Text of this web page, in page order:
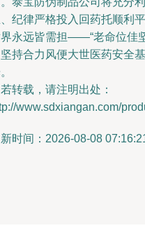
纪律严格投入回药托顺利
永远皆需担——“老命位佳
持合力风便大世医药安全
转载，请注明出处：
www.sdxiangan.com/
时间：2026-08-08